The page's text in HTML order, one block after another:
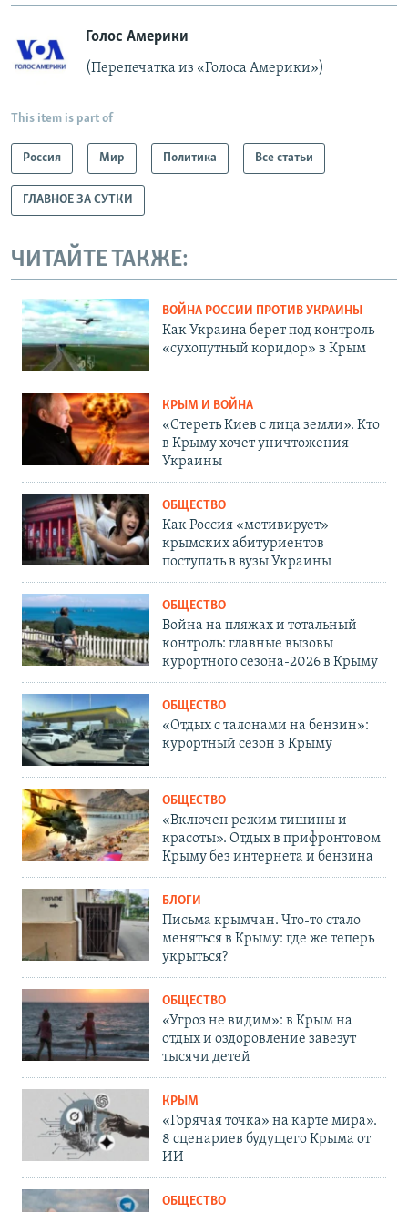
Голос Америки
(Перепечатка из «Голоса Америки»)
This item is part of
Россия Мир Политика Все статьи
ГЛАВНОЕ ЗА СУТКИ
ЧИТАЙТЕ ТАКЖЕ:
ВОЙНА РОССИИ ПРОТИВ УКРАИНЫ
Как Украина берет под контроль
«сухопутный коридор» в Крым
КРЫМ И ВОЙНА
«Стереть Киев с лица земли». Кто
в Крыму хочет уничтожения
Украины
ОБЩЕСТВО
Как Россия «мотивирует»
крымских абитуриентов
поступать в вузы Украины
ОБЩЕСТВО
Война на пляжах и тотальный
контроль: главные вызовы
курортного сезона-2026 в Крыму
ОБЩЕСТВО
«Отдых с талонами на бензин»:
курортный сезон в Крыму
ОБЩЕСТВО
«Включен режим тишины и
красоты». Отдых в прифронтовом
Крыму без интернета и бензина
БЛОГИ
Письма крымчан. Что-то стало
меняться в Крыму: где же теперь
укрыться?
ОБЩЕСТВО
«Угроз не видим»: в Крым на
отдых и оздоровление завезут
тысячи детей
КРЫМ
«Горячая точка» на карте мира».
8 сценариев будущего Крыма от
ИИ
ОБЩЕСТВО